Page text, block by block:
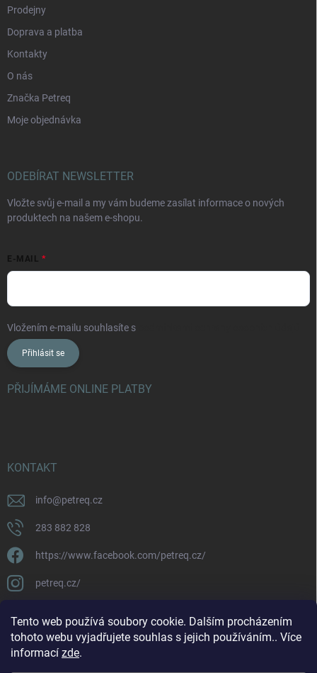
Tento web používá soubory cookie. Dalším procházením
tohoto webu vyjadřujete souhlas s jejich používáním.. Více
informací zde.
Prodejny
Doprava a platba
Kontakty
O nás
Značka Petreq
Moje objednávka
ODEBÍRAT NEWSLETTER
Vložte svůj e-mail a my vám budeme zasílat informace o nových
produktech na našem e-shopu.
E-MAIL
Vložením e-mailu souhlasíte s
Přihlásit se
PŘIJÍMÁME ONLINE PLATBY
KONTAKT
info@petreq.cz
283 882 828
https://www.facebook.com/petreq.cz/
petreq.cz/